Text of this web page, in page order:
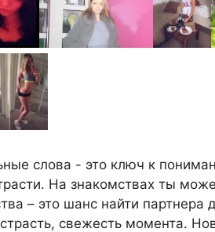
слова - это ключ к
На знакомствах ты
– это шанс найти партнера
свежесть момента.